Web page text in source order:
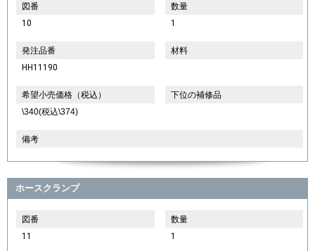
図番
10
数量
1
発注品番
HH11190
材料
希望小売価格（税込）
\340(税込\374)
下位の補修品
備考
ホースクランプ
図番
11
数量
1